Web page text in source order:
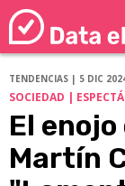
TENDENCIAS | 5 DIC
SOCIEDAD |
El
Martín